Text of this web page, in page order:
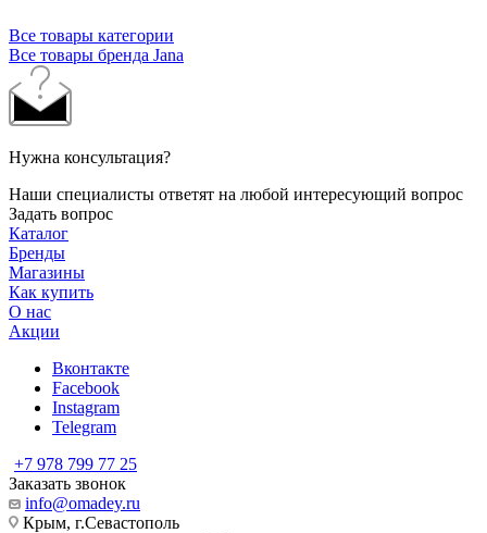
Все товары категории
Все товары бренда Jana
Нужна консультация?
Наши специалисты ответят на любой интересующий вопрос
Задать вопрос
Каталог
Бренды
Магазины
Как купить
О нас
Акции
Вконтакте
Facebook
Instagram
Telegram
+7 978 799 77 25
Заказать звонок
info@omadey.ru
Крым, г.Севастополь